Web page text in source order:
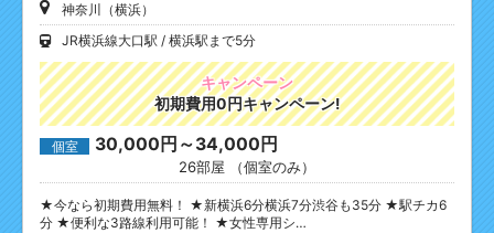
神奈川（横浜）
JR横浜線大口駅
横浜駅まで5分
キャンペーン
初期費用0円キャンペーン!
個室 30,000円～34,000円
26部屋 （個室のみ）
★今なら初期費用無料！ ★新横浜6分横浜7分渋谷も35分 ★駅チカ6
分 ★便利な3路線利用可能！ ★女性専用シ…